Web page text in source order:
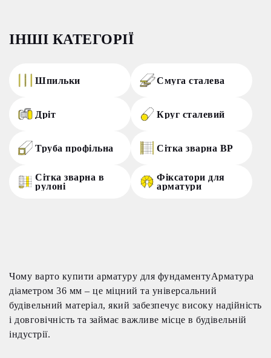
ІНШІ КАТЕГОРІЇ
Шпильки Смуга сталева
Дріт Круг сталевий
Труба профільна Сітка зварна ВР
Сітка зварна в
рулоні
Фіксатори для
арматури
Чому варто купити арматуру для фундаментуАрматура
діаметром 36 мм – це міцний та універсальний
будівельний матеріал, який забезпечує високу надійність
і довговічність та займає важливе місце в будівельній
індустрії.